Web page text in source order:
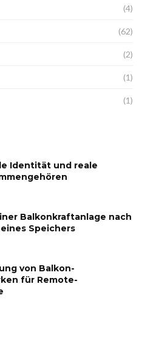
(4)
(62)
(2)
(1)
(1)
Identität und reale
Balkonkraftanlage nach
Speichers
von Balkon-
für Remote-